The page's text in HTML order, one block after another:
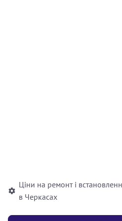
Ціни на ремонт і
в Черкасах